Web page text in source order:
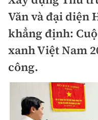
Đăng kiểm
Đường sắt tốc độ cao
Đường thủy
Hàng hải
Chứng khoán
Bảo hiểm
Doanh nghiệp
An ninh hình sự
Điều tra
Pháp đình
Hỏi - Đáp
Giao thông 24h
ATGT địa phương
Văn hóa giao thông
Lái xe an toàn
Chung tay vì ATGT
Chất lượng sống
Giáo dục
Y tế
Đời sống
Văn hóa - Giải Trí
Văn hóa
Showbiz
Thể thao
Bóng đá
Công nghệ
Văn và đại diện
khẳng định:
xanh Việt Nam
công.